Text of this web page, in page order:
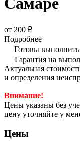
от 200 ₽
Подробнее
Готовы выполнить
Гарантия на
Актуальная
и определения
Внимание!
Цены указаны без
цену уточняйте у
Цены